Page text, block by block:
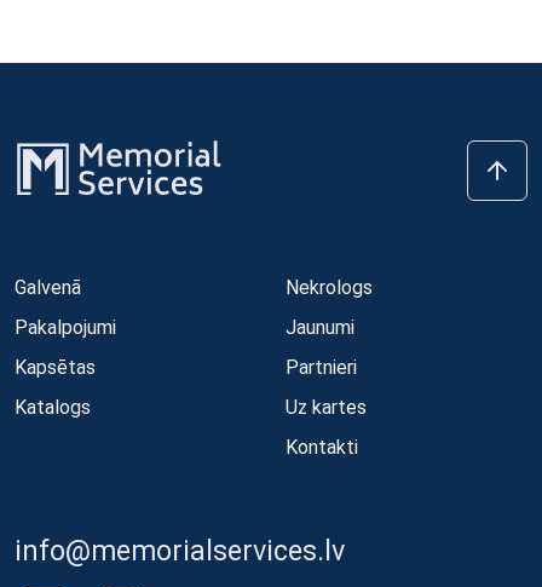
Galvenā
Pakalpojumi
Kapsētas
Katalogs
Nekrologs
Jaunumi
Partnieri
Uz kartes
Kontakti
info@memorialservices.lv